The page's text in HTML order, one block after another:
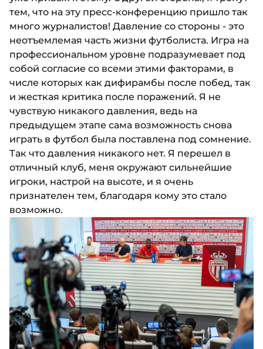
тем, что на эту пресс-конференцию пришло так
много журналистов! Давление со стороны - это
неотъемлемая часть жизни футболиста. Игра на
профессиональном уровне подразумевает под
собой согласие со всеми этими факторами, в
числе которых как дифирамбы после побед, так
и жесткая критика после поражений. Я не
чувствую никакого давления, ведь на
предыдущем этапе сама возможность снова
играть в футбол была поставлена под сомнение.
Так что давления никакого нет. Я перешел в
отличный клуб, меня окружают сильнейшие
игроки, настрой на высоте, и я очень
признателен тем, благодаря кому это стало
возможно.